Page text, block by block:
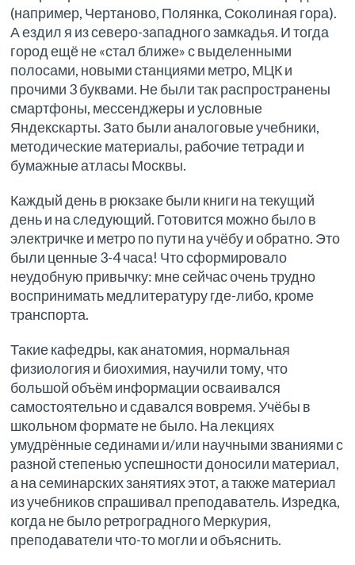
(например, Чертаново, Полянка, Соколиная гора).
А ездил я из северо-западного замкадья. И тогда
город ещё не «стал ближе» с выделенными
полосами, новыми станциями метро, МЦК и
прочими 3 буквами. Не были так распространены
смартфоны, мессенджеры и условные
Яндекскарты. Зато были аналоговые учебники,
методические материалы, рабочие тетради и
бумажные атласы Москвы.
Каждый день в рюкзаке были книги на текущий
день и на следующий. Готовится можно было в
электричке и метро по пути на учёбу и обратно. Это
были ценные 3-4 часа! Что сформировало
неудобную привычку: мне сейчас очень трудно
воспринимать медлитературу где-либо, кроме
транспорта.
Такие кафедры, как анатомия, нормальная
физиология и биохимия, научили тому, что
большой объём информации осваивался
самостоятельно и сдавался вовремя. Учёбы в
школьном формате не было. На лекциях
умудрённые сединами и/или научными званиями с
разной степенью успешности доносили материал,
а на семинарских занятиях этот, а также материал
из учебников спрашивал преподаватель. Изредка,
когда не было ретроградного Меркурия,
преподаватели что-то могли и объяснить.